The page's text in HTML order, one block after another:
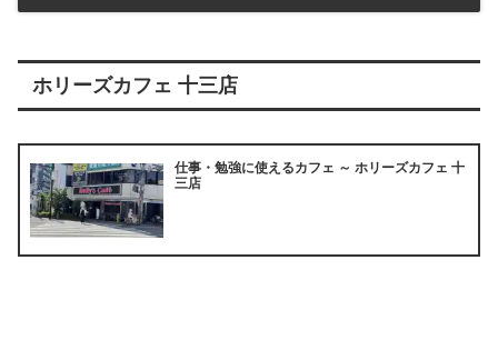
ホリーズカフェ 十三店
仕事・勉強に使えるカフェ ～ ホリーズカフェ 十
三店